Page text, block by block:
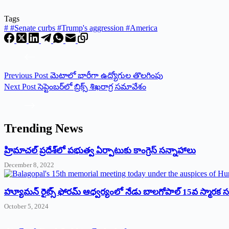
Tags
# #Senate curbs #Trump's aggression #America
Previous Post మెటాలో భారీగా ఉద్యోగుల తొలగింపు
Next Post సెప్టెంబర్‌లో బ్రిక్స్ శిఖరాగ్ర సమావేశం
Trending News
‌హ్రిమాచల్‌ ‌ప్రదేశ్‌లో పభుత్వ ఏర్పాటుకు కాంగ్రెస్‌ ‌సన్నాహాలు
December 8, 2022
హ్యూమన్‌ రైట్స్‌ ఫోరమ్‌ ఆధ్వర్యంలో నేడు బాలగోపాల్‌ 15వ స్మారక
October 5, 2024